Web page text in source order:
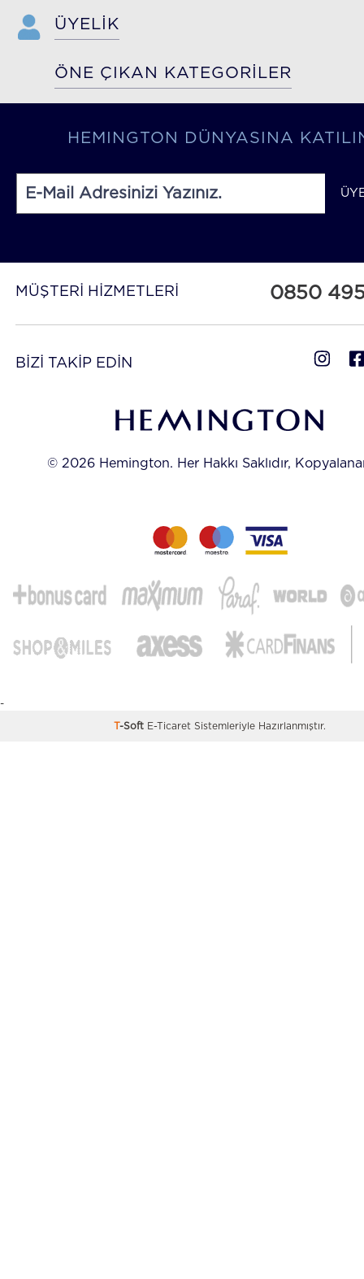
ÜYELİK
ÖNE ÇIKAN KATEGORİLER
HEMINGTON DÜNYASINA
MÜŞTERİ HİZMETLERİ 0850
BİZİ TAKİP EDİN
© 2026 Hemington. Her Hakkı Saklıdır,
-
T-Soft E-TicaretSistemleriyle Hazırlanmıştır.